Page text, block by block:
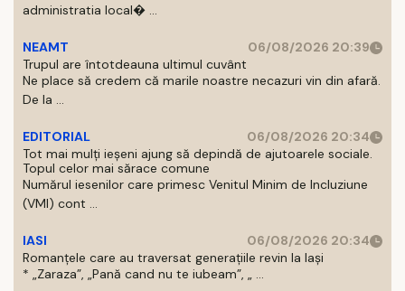
administratia local� ...
NEAMT
06/08/2026 20:39
Trupul are întotdeauna ultimul cuvânt
Ne place să credem că marile noastre necazuri vin din afară.
De la ...
EDITORIAL
06/08/2026 20:34
Tot mai mulți ieșeni ajung să depindă de ajutoarele sociale.
Topul celor mai sărace comune
Numărul iesenilor care primesc Venitul Minim de Incluziune
(VMI) cont ...
IASI
06/08/2026 20:34
Romanțele care au traversat generațiile revin la Iași
* „Zaraza”, „Pană cand nu te iubeam”, „ ...